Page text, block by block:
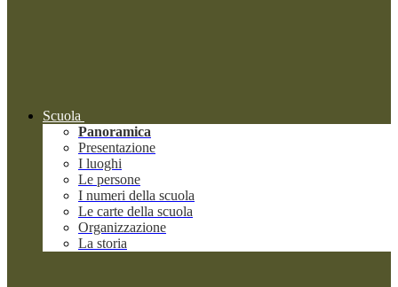
Scuola
Panoramica
Presentazione
I luoghi
Le persone
I numeri della scuola
Le carte della scuola
Organizzazione
La storia